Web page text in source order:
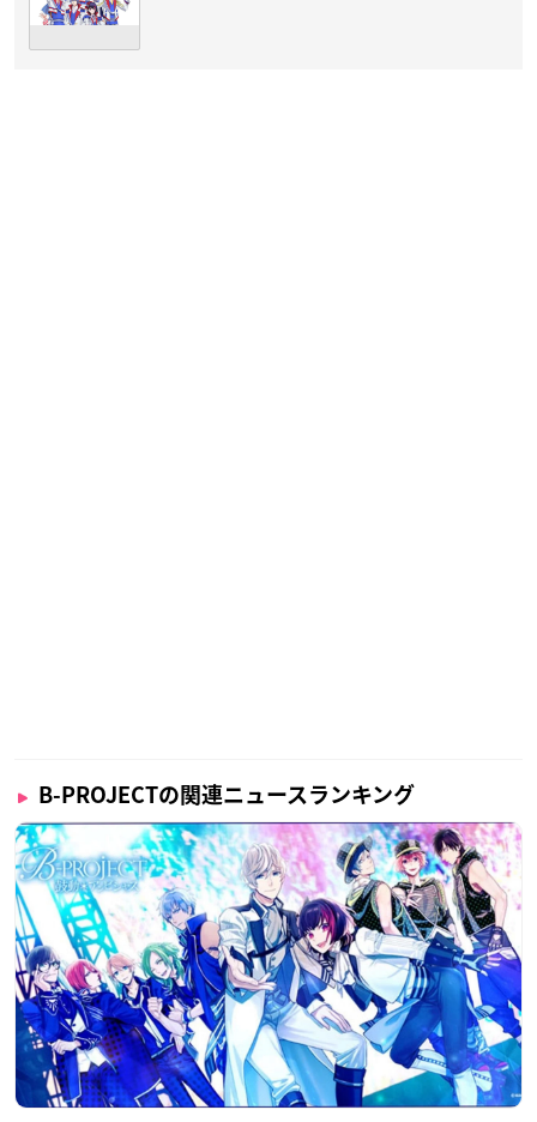
B-PROJECTの関連ニュースランキング